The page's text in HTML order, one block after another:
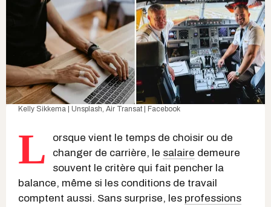
Kelly Sikkema | Unsplash, Air Transat | Facebook
L
orsque vient le temps de choisir ou de
changer de carrière, le salaire demeure
souvent le critère qui fait pencher la
balance, même si les conditions de travail
comptent aussi. Sans surprise, les professions